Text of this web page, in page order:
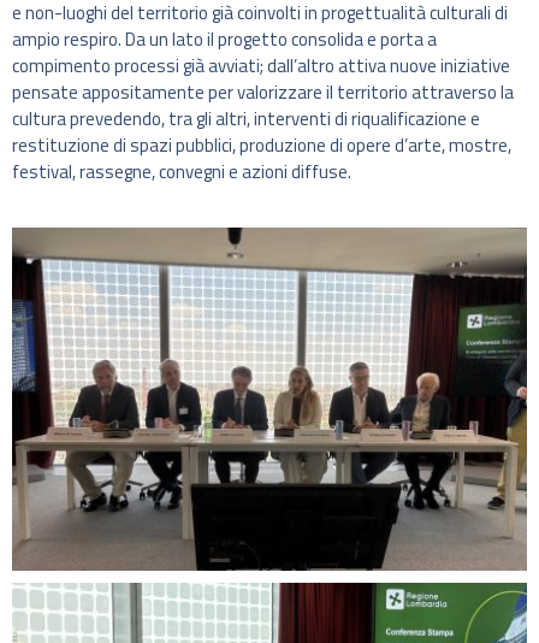
e non-luoghi del territorio già coinvolti in progettualità culturali di
ampio respiro. Da un lato il progetto consolida e porta a
compimento processi già avviati; dall’altro attiva nuove iniziative
pensate appositamente per valorizzare il territorio attraverso la
cultura prevedendo, tra gli altri, interventi di riqualificazione e
restituzione di spazi pubblici, produzione di opere d’arte, mostre,
festival, rassegne, convegni e azioni diffuse.